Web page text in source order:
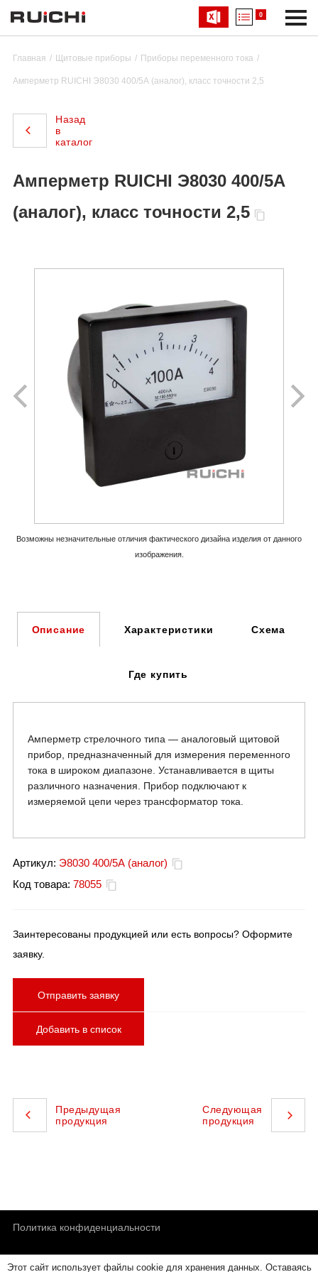
0
Главная Щитовые приборы Приборы переменного тока
Амперметр RUICHI Э8030 400/5А (аналог), класс точности 2,5
Назад
в
каталог
Амперметр RUICHI Э8030 400/5А
(аналог), класс точности 2,5
Возможны незначительные отличия фактического дизайна изделия от данного
изображения.
Описание Характеристики Схема
Где купить
Амперметр стрелочного типа — аналоговый щитовой
прибор, предназначенный для измерения переменного
тока в широком диапазоне. Устанавливается в щиты
различного назначения. Прибор подключают к
измеряемой цепи через трансформатор тока.
Артикул: Э8030 400/5А (аналог)
Код товара: 78055
Заинтересованы продукцией или есть вопросы? Оформите
заявку.
Отправить заявку
Добавить в список
Предыдущая
продукция
Следующая
продукция
Этот сайт использует файлы cookie для хранения данных. Оставаясь
Политика конфиденциальности